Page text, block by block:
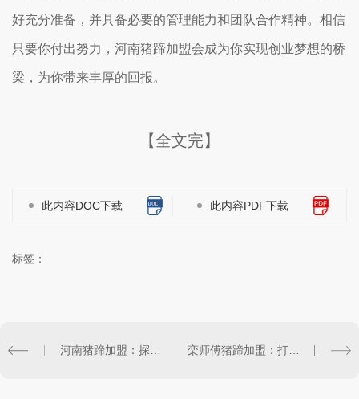
好充分准备，并具备必要的管理能力和团队合作精神。相信
只要你付出努力，河南猪蹄加盟会成为你实现创业梦想的桥
梁，为你带来丰厚的回报。
【全文完】
此内容DOC下载 此内容PDF下载
标签：